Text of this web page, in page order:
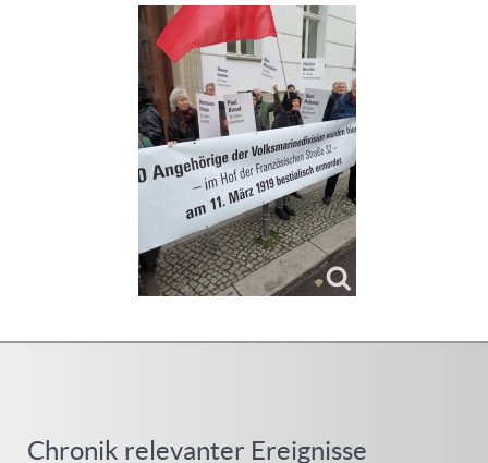
Chronik relevanter Ereignisse